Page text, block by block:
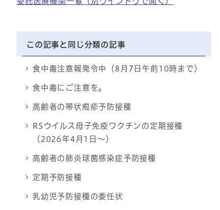
この記事と同じ分類の記事
食中毒注意報発令中（8月7日午前10時まで）
食中毒にご注意を。
高齢者の帯状疱疹予防接種
RSウイルス母子免疫ワクチンの定期接種
（2026年4月1日～）
高齢者の肺炎球菌感染症予防接種
定期予防接種
乳幼児予防接種の委任状